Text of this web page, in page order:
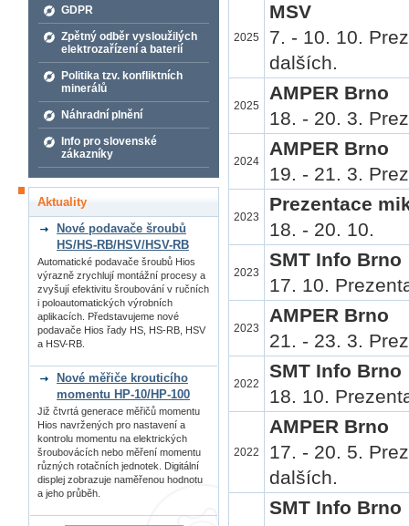
2025
MSV
7. - 10. 10.
dalších.
2025
AMPER Brno
18. - 20. 3.
2024
AMPER Brno
19. - 21. 3.
2023
Prezentace
18. - 20. 10.
2023
SMT Info Brno
17. 10.
2023
AMPER Brno
21. - 23. 3.
2022
SMT Info Brno
18. 10.
2022
AMPER Brno
17. - 20. 5.
dalších.
SMT Info Brno
GDPR
Zpětný odběr vysloužilých
elektrozařízení a baterií
Politika tzv. konfliktních
minerálů
Náhradní plnění
Info pro slovenské
zákazníky
Aktuality
Nové podavače šroubů
HS/HS-RB/HSV/HSV-RB
Automatické podavače šroubů Hios
výrazně zrychlují montážní procesy a
zvyšují efektivitu šroubování v ručních
i poloautomatických výrobních
aplikacích. Představujeme nové
podavače Hios řady HS, HS-RB, HSV
a HSV-RB.
Nové měřiče krouticího
momentu HP-10/HP-100
Již čtvrtá generace měřičů momentu
Hios navržených pro nastavení a
kontrolu momentu na elektrických
šroubovácích nebo měření momentu
různých rotačních jednotek. Digitální
displej zobrazuje naměřenou hodnotu
a jeho průběh.